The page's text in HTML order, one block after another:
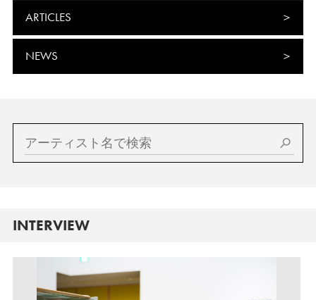
ARTICLES
NEWS
INTERVIEW